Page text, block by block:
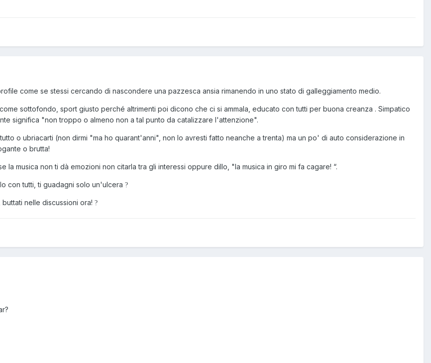
come se stessi cercando di nascondere una pazzesca ansia rimanendo in uno stato di galleggiamento medio.
sottofondo, sport giusto perché altrimenti poi dicono che ci si ammala, educato con tutti per buona creanza . Simpatico
significa "non troppo o almeno non a tal punto da catalizzare l'attenzione".
o ubriacarti (non dirmi "ma ho quarant'anni", non lo avresti fatto neanche a trenta) ma un po' di auto considerazione in
o brutta!
la musica non ti dà emozioni non citarla tra gli interessi oppure dillo, "la musica in giro mi fa cagare! “.
con tutti, ti guadagni solo un'ulcera ?
nelle discussioni ora! ?